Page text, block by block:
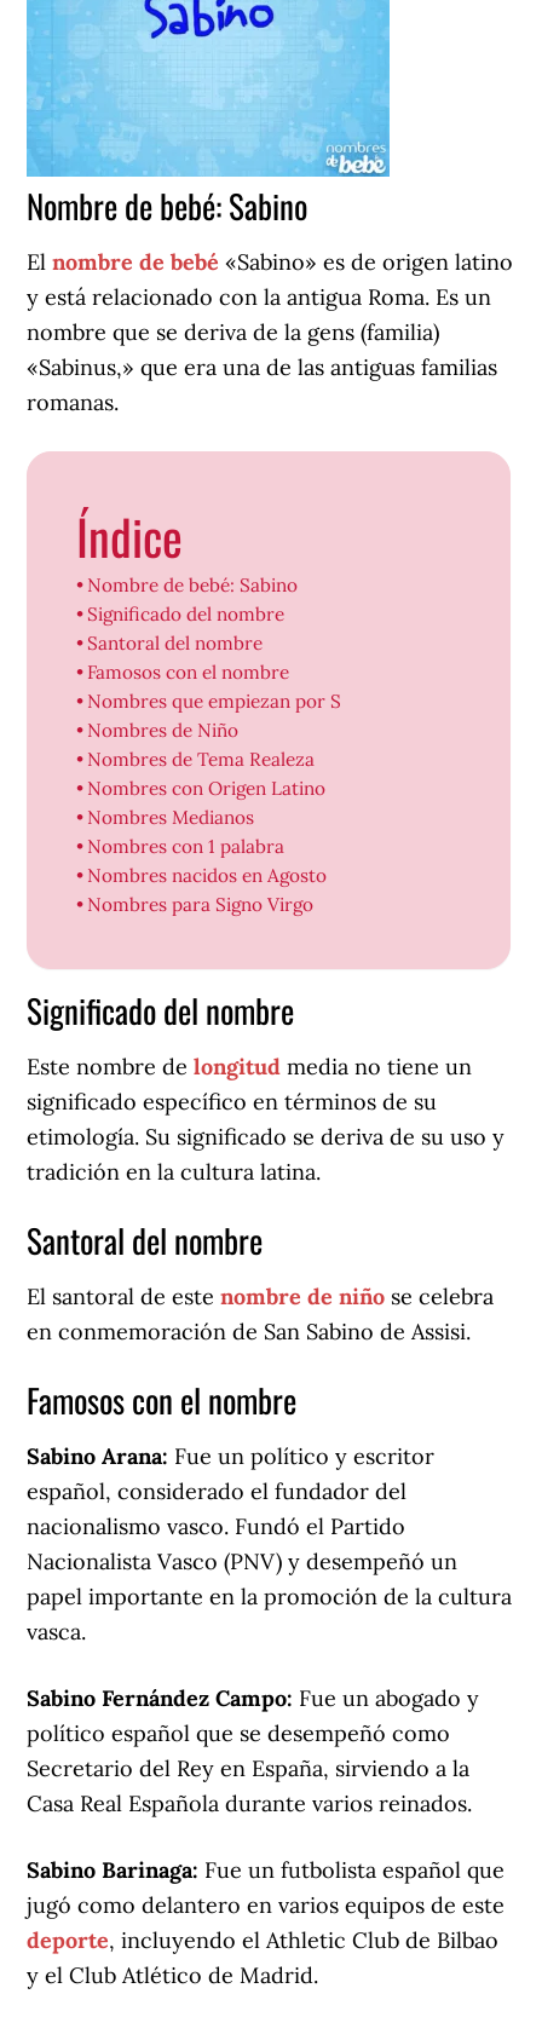
Nombre de bebé: Sabino
Elnombre de bebé «Sabino» es de origen latino
y está relacionado con la antigua Roma. Es un
nombre que se deriva de la gens (familia)
«Sabinus,» que era una de las antiguas familias
romanas.
Índice
Nombre de bebé: Sabino
Significado del nombre
Santoral del nombre
Famosos con el nombre
Nombres que empiezan por S
Nombres de Niño
Nombres de Tema Realeza
Nombres con Origen Latino
Nombres Medianos
Nombres con 1 palabra
Nombres nacidos en Agosto
Nombres para Signo Virgo
Significado del nombre
Este nombre de longitud media no tiene un
significado específico en términos de su
etimología. Su significado se deriva de su uso y
tradición en la cultura latina.
Santoral del nombre
El santoral de este nombre de niño se celebra
en conmemoración de San Sabino de Assisi.
Famosos con el nombre
Sabino Arana: Fue un político y escritor
español, considerado el fundador del
nacionalismo vasco. Fundó el Partido
Nacionalista Vasco (PNV) y desempeñó un
papel importante en la promoción de la cultura
vasca.
Sabino Fernández Campo: Fue un abogado y
político español que se desempeñó como
Secretario del Rey en España, sirviendo a la
Casa Real Española durante varios reinados.
Sabino Barinaga: Fue un futbolista español que
jugó como delantero en varios equipos de este
deporte, incluyendo el Athletic Club de Bilbao
y el Club Atlético de Madrid.